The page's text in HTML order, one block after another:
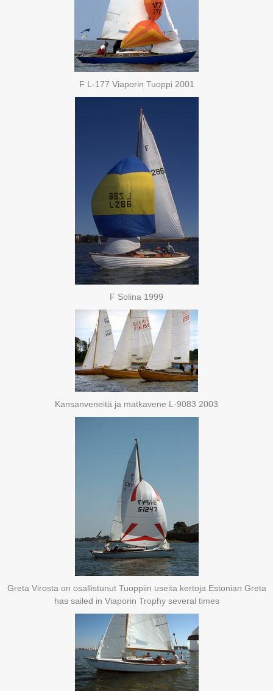
F L-177 Viaporin Tuoppi 2001
F Solina 1999
Kansanveneitä ja matkavene L-9083 2003
Greta Virosta on osallistunut Tuoppiin useita kertoja Estonian Greta
has sailed in Viaporin Trophy several times